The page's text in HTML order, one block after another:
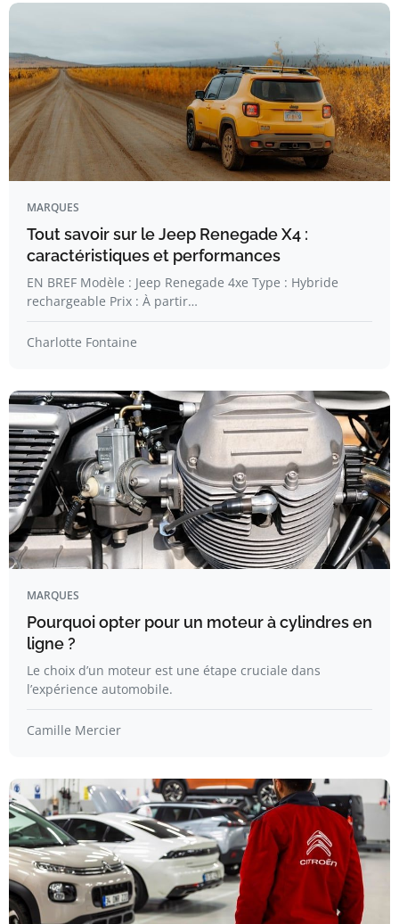
MARQUES
Tout savoir sur le Jeep Renegade X4 :
caractéristiques et performances
EN BREF Modèle : Jeep Renegade 4xe Type : Hybride
rechargeable Prix : À partir…
Charlotte Fontaine
MARQUES
Pourquoi opter pour un moteur à cylindres en
ligne ?
Le choix d’un moteur est une étape cruciale dans
l’expérience automobile.
Camille Mercier